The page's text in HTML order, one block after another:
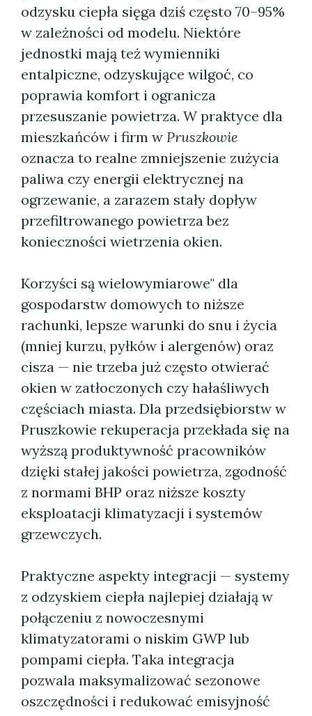
odzysku ciepła sięga dziś często 70–95%
w zależności od modelu. Niektóre
jednostki mają też wymienniki
entalpiczne, odzyskujące wilgoć, co
poprawia komfort i ogranicza
przesuszanie powietrza. W praktyce dla
mieszkańców i firm w Pruszkowie
oznacza to realne zmniejszenie zużycia
paliwa czy energii elektrycznej na
ogrzewanie, a zarazem stały dopływ
przefiltrowanego powietrza bez
konieczności wietrzenia okien.
Korzyści są wielowymiarowe" dla
gospodarstw domowych to niższe
rachunki, lepsze warunki do snu i życia
(mniej kurzu, pyłków i alergenów) oraz
cisza — nie trzeba już często otwierać
okien w zatłoczonych czy hałaśliwych
częściach miasta. Dla przedsiębiorstw w
Pruszkowie rekuperacja przekłada się na
wyższą produktywność pracowników
dzięki stałej jakości powietrza, zgodność
z normami BHP oraz niższe koszty
eksploatacji klimatyzacji i systemów
grzewczych.
Praktyczne aspekty integracji — systemy
z odzyskiem ciepła najlepiej działają w
połączeniu z nowoczesnymi
klimatyzatorami o niskim GWP lub
pompami ciepła. Taka integracja
pozwala maksymalizować sezonowe
oszczędności i redukować emisyjność